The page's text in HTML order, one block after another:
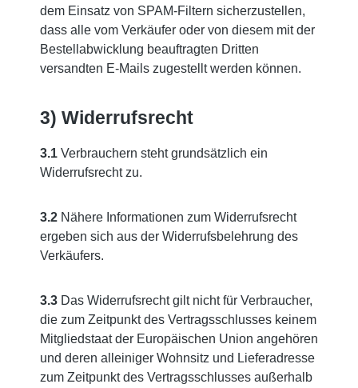
dem Einsatz von SPAM-Filtern sicherzustellen,
dass alle vom Verkäufer oder von diesem mit der
Bestellabwicklung beauftragten Dritten
versandten E-Mails zugestellt werden können.
3) Widerrufsrecht
3.1 Verbrauchern steht grundsätzlich ein
Widerrufsrecht zu.
3.2 Nähere Informationen zum Widerrufsrecht
ergeben sich aus der Widerrufsbelehrung des
Verkäufers.
3.3 Das Widerrufsrecht gilt nicht für Verbraucher,
die zum Zeitpunkt des Vertragsschlusses keinem
Mitgliedstaat der Europäischen Union angehören
und deren alleiniger Wohnsitz und Lieferadresse
zum Zeitpunkt des Vertragsschlusses außerhalb